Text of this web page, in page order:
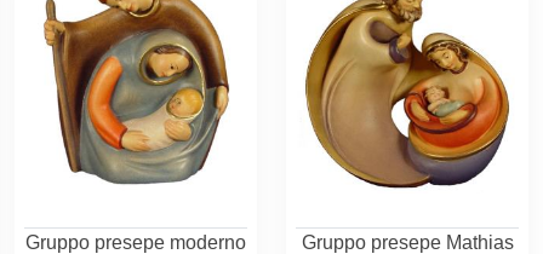
Gruppo presepe moderno
Gruppo presepe Mathias